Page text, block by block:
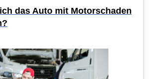
das Auto mit Motorschaden